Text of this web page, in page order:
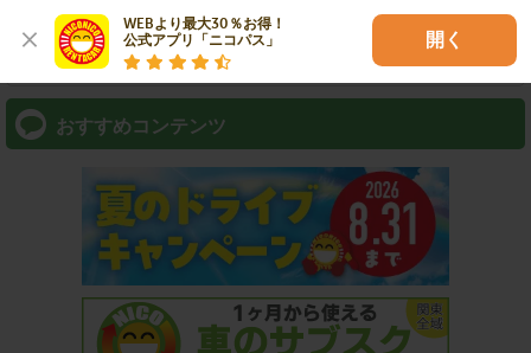
WEBより最大30％お得！
公式アプリ「ニコパス」
開く
⇒ アプリなら最短3分スピード出発！
おすすめコンテンツ